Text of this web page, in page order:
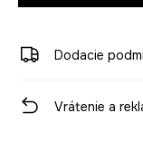
Dodacie
Vrátenie a